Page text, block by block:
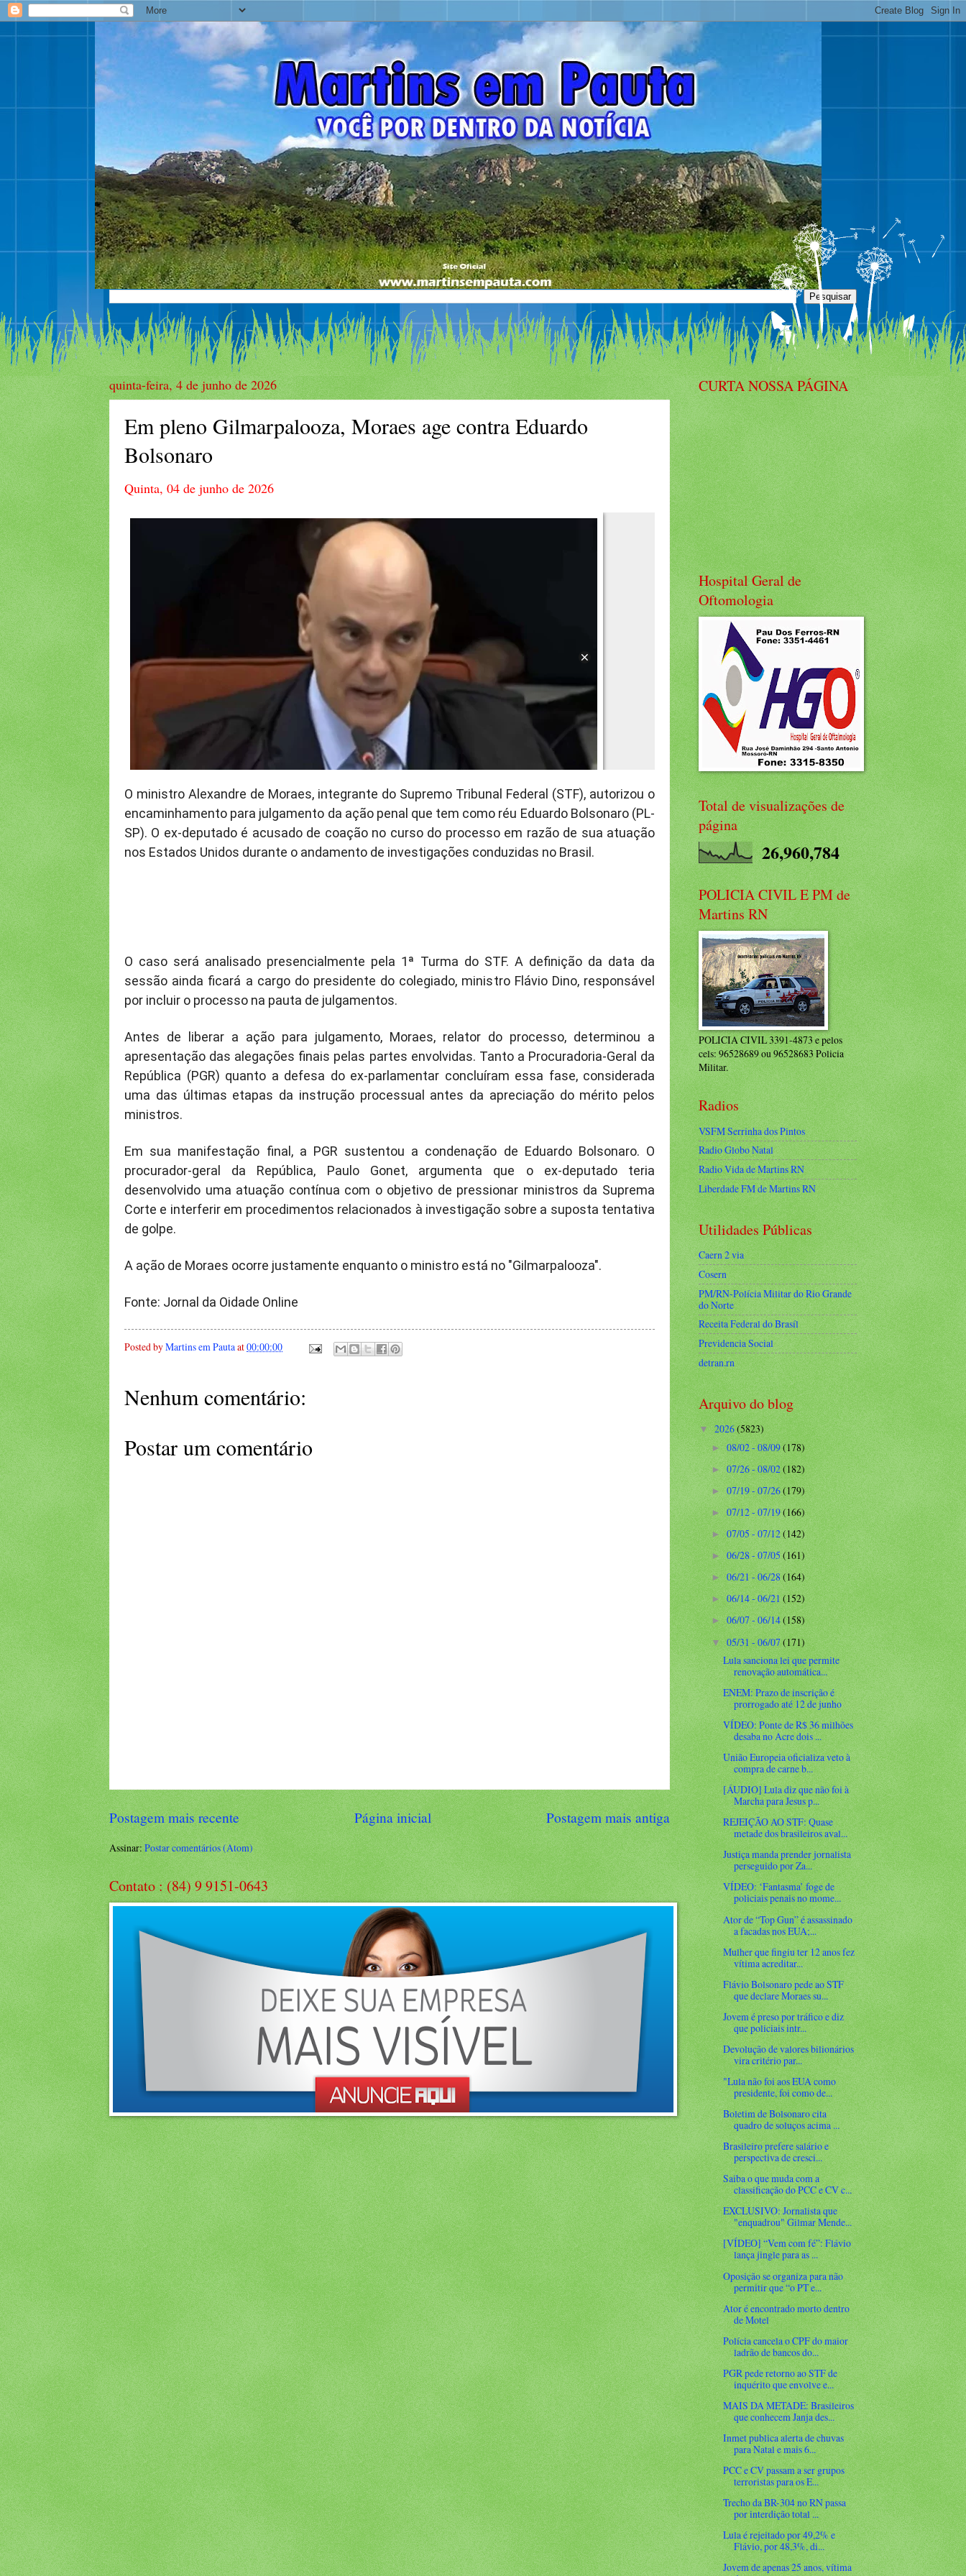
quinta-feira, 4 de junho de 2026
Em pleno Gilmarpalooza, Moraes age contra Eduardo
Bolsonaro
Quinta, 04 de junho de 2026
O ministro Alexandre de Moraes, integrante do Supremo Tribunal Federal (STF), autorizou o
encaminhamento para julgamento da ação penal que tem como réu Eduardo Bolsonaro (PL-
SP). O ex-deputado é acusado de coação no curso do processo em razão de sua atuação
nos Estados Unidos durante o andamento de investigações conduzidas no Brasil.
O caso será analisado presencialmente pela 1ª Turma do STF. A definição da data da
sessão ainda ficará a cargo do presidente do colegiado, ministro Flávio Dino, responsável
por incluir o processo na pauta de julgamentos.
Antes de liberar a ação para julgamento, Moraes, relator do processo, determinou a
apresentação das alegações finais pelas partes envolvidas. Tanto a Procuradoria-Geral da
República (PGR) quanto a defesa do ex-parlamentar concluíram essa fase, considerada
uma das últimas etapas da instrução processual antes da apreciação do mérito pelos
ministros.
Em sua manifestação final, a PGR sustentou a condenação de Eduardo Bolsonaro. O
procurador-geral da República, Paulo Gonet, argumenta que o ex-deputado teria
desenvolvido uma atuação contínua com o objetivo de pressionar ministros da Suprema
Corte e interferir em procedimentos relacionados à investigação sobre a suposta tentativa
de golpe.
A ação de Moraes ocorre justamente enquanto o ministro está no "Gilmarpalooza".
Fonte: Jornal da Oidade Online
Posted byMartins em Pautaat00:00:00
Nenhum comentário:
Postar um comentário
Postagem mais recente Postagem mais antiga
Página inicial
Assinar:Postar comentários (Atom)
Contato : (84) 9 9151-0643
CURTA NOSSA PÁGINA
Hospital Geral de
Oftomologia
Total de visualizações de
página
26,960,784
POLICIA CIVIL E PM de
Martins RN
POLICIA CIVIL 3391-4873 e pelos
cels: 96528689 ou 96528683 Policia
Militar.
Radios
VSFM Serrinha dos Pintos
Radio Globo Natal
Radio Vida de Martins RN
Liberdade FM de Martins RN
Utilidades Públicas
Caern 2 via
Cosern
PM/RN-Polícia Militar do Rio Grande
do Norte
Receita Federal do Brasíl
Previdencia Social
detran.rn
Arquivo do blog
▼2026(5823)
►08/02 - 08/09(178)
►07/26 - 08/02(182)
►07/19 - 07/26(179)
►07/12 - 07/19(166)
►07/05 - 07/12(142)
►06/28 - 07/05(161)
►06/21 - 06/28(164)
►06/14 - 06/21(152)
►06/07 - 06/14(158)
▼05/31 - 06/07(171)
Lula sanciona lei que permite
renovação automática...
ENEM: Prazo de inscrição é
prorrogado até 12 de junho
VÍDEO: Ponte de R$ 36 milhões
desaba no Acre dois ...
União Europeia oficializa veto à
compra de carne b...
[ÁUDIO] Lula diz que não foi à
Marcha para Jesus p...
REJEIÇÃO AO STF: Quase
metade dos brasileiros aval...
Justiça manda prender jornalista
perseguido por Za...
VÍDEO: ‘Fantasma’ foge de
policiais penais no mome...
Ator de “Top Gun” é assassinado
a facadas nos EUA;...
Mulher que fingiu ter 12 anos fez
vítima acreditar...
Flávio Bolsonaro pede ao STF
que declare Moraes su...
Jovem é preso por tráfico e diz
que policiais intr...
Devolução de valores bilionários
vira critério par...
"Lula não foi aos EUA como
presidente, foi como de...
Boletim de Bolsonaro cita
quadro de soluços acima ...
Brasileiro prefere salário e
perspectiva de cresci...
Saiba o que muda com a
classificação do PCC e CV c...
EXCLUSIVO: Jornalista que
"enquadrou" Gilmar Mende...
[VÍDEO] “Vem com fé”: Flávio
lança jingle para as ...
Oposição se organiza para não
permitir que “o PT e...
Ator é encontrado morto dentro
de Motel
Polícia cancela o CPF do maior
ladrão de bancos do...
PGR pede retorno ao STF de
inquérito que envolve e...
MAIS DA METADE: Brasileiros
que conhecem Janja des...
Inmet publica alerta de chuvas
para Natal e mais 6...
PCC e CV passam a ser grupos
terroristas para os E...
Trecho da BR-304 no RN passa
por interdição total ...
Lula é rejeitado por 49,2% e
Flávio, por 48,3%, di...
Jovem de apenas 25 anos, vítima